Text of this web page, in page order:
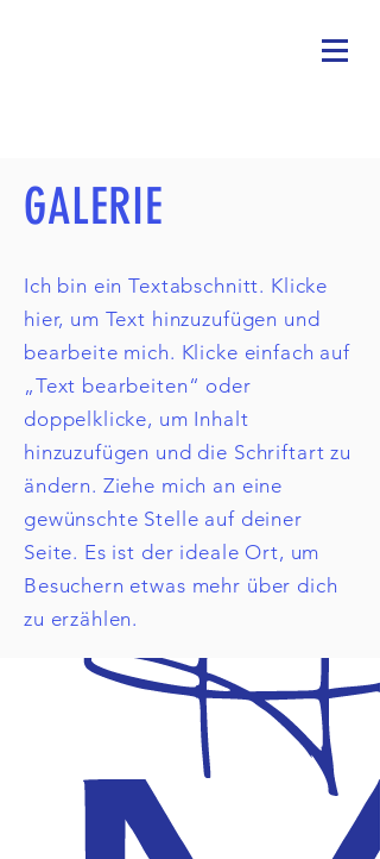
GALERIE
Ich bin ein Textabschnitt. Klicke
hier, um Text hinzuzufügen und
bearbeite mich. Klicke einfach auf
„Text bearbeiten“ oder
doppelklicke, um Inhalt
hinzuzufügen und die Schriftart zu
ändern. Ziehe mich an eine
gewünschte Stelle auf deiner
Seite. Es ist der ideale Ort, um
Besuchern etwas mehr über dich
zu erzählen.